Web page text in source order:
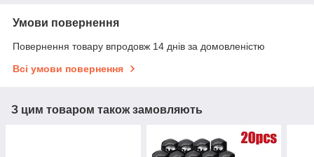
Умови повернення
Повернення товару впродовж 14 днів за домовленістю
Всі умови повернення
З цим товаром також замовляють